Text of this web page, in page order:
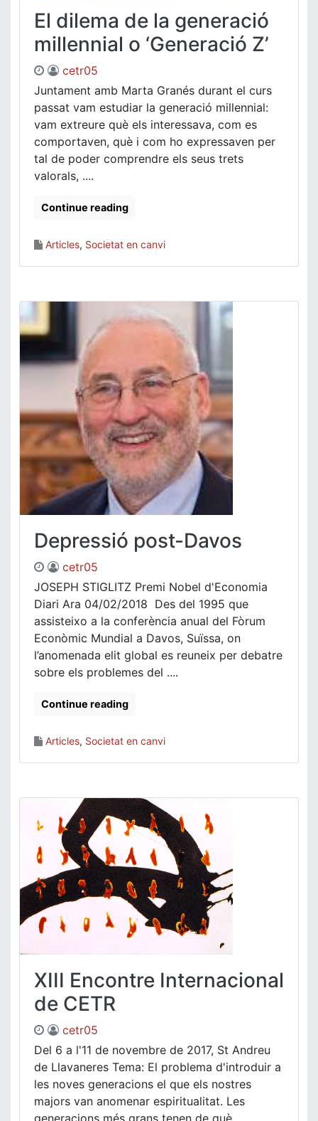
El dilema de la generació
millennial o ‘Generació Z’
cetr05
Juntament amb Marta Granés durant el curs
passat vam estudiar la generació millennial:
vam extreure què els interessava, com es
comportaven, què i com ho expressaven per
tal de poder comprendre els seus trets
valorals, ....
Continue reading
Articles, Societat en canvi
Depressió post-Davos
cetr05
JOSEPH STIGLITZ Premi Nobel d'Economia
Diari Ara 04/02/2018 Des del 1995 que
assisteixo a la conferència anual del Fòrum
Econòmic Mundial a Davos, Suïssa, on
l’anomenada elit global es reuneix per debatre
sobre els problemes del ....
Continue reading
Articles, Societat en canvi
XIII Encontre Internacional
de CETR
cetr05
Del 6 a l'11 de novembre de 2017, St Andreu
de Llavaneres Tema: El problema d'introduir a
les noves generacions el que els nostres
majors van anomenar espiritualitat. Les
generacions més grans tenen de què ....